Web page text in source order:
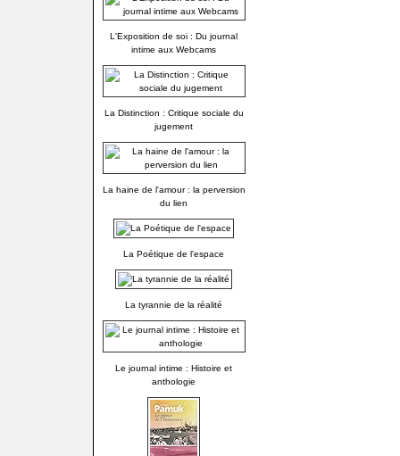
L'Exposition de soi : Du journal
intime aux Webcams
La Distinction : Critique sociale du
jugement
La haine de l'amour : la perversion
du lien
La Poétique de l'espace
La tyrannie de la réalité
Le journal intime : Histoire et
anthologie